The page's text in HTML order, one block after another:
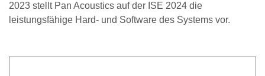
2023 stellt Pan Acoustics auf der ISE 2024 die
leistungsfähige Hard- und Software des Systems vor.